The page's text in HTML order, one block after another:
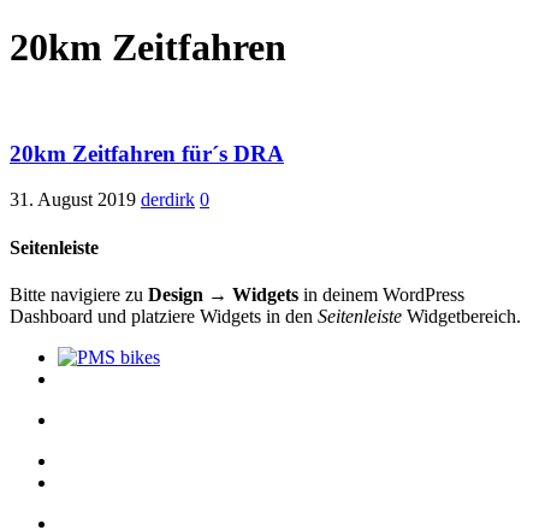
20km Zeitfahren
20km Zeitfahren für´s DRA
31. August 2019 derdirk 0
Seitenleiste
Bitte navigiere zu Design → Widgets in deinem WordPress
Dashboard und platziere Widgets in den Seitenleiste Widgetbereich.